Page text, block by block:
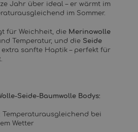
Jahr über ideal – er wärmt im
im Sommer.
für Weichheit, die Merinowolle
Temperatur, und die Seide
sanfte Haptik – perfekt für
Seide-Baumwolle Bodys:
Temperaturausgleichend bei
Wetter